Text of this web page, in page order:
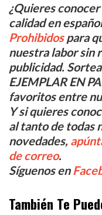
¿Quieres
calidad en
Prohibidospara
nuestra labor sin
publicidad.
EJEMPLAR EN
favoritos entre
Y si quieres
al tanto de todas
novedades,
de correo.
Síguenos en
También Te